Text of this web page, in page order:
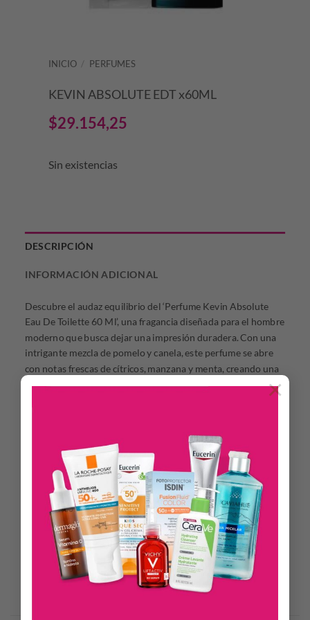
×
INICIO / PERFUMES
KEVIN ABSOLUTE EDT x60ML
$29.154,25
Sin existencias
DESCRIPCIÓN
INFORMACIÓN ADICIONAL
Descubre el audaz equilibrio del ‘Perfume Kevin Absolute
Eau De Toilette 60 Ml’, una fragancia diseñada para el hombre
moderno que busca dejar una impresión duradera. Con una
intrigante mezcla de pomelo y canela, este perfume se abre
con notas frescas de cítricos, manzana y menta, creando una
perdura en la piel. Presentado en un práctico formato spray,
este perfume es frágil y contiene líquido, por lo que se
recomienda manejarlo con cuidado. Con un volumen de 60
mL, es ideal para llevar contigo a cualquier lugar. Disfruta de
esta fragancia que, aunque no es recargable, promete ser un
compañero fiel en tu día a día.
Productos Relacionados